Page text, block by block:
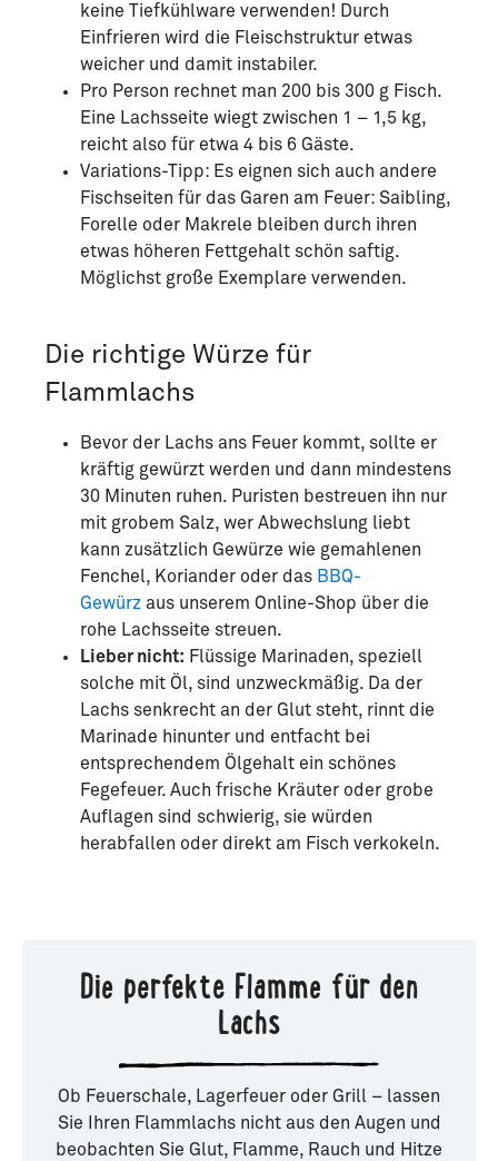
keine Tiefkühlware verwenden! Durch
Einfrieren wird die Fleischstruktur etwas
weicher und damit instabiler.
Pro Person rechnet man 200 bis 300 g Fisch.
Eine Lachsseite wiegt zwischen 1 – 1,5 kg,
reicht also für etwa 4 bis 6 Gäste.
Variations-Tipp: Es eignen sich auch andere
Fischseiten für das Garen am Feuer: Saibling,
Forelle oder Makrele bleiben durch ihren
etwas höheren Fettgehalt schön saftig.
Möglichst große Exemplare verwenden.
Die richtige Würze für
Flammlachs
Bevor der Lachs ans Feuer kommt, sollte er
kräftig gewürzt werden und dann mindestens
30 Minuten ruhen. Puristen bestreuen ihn nur
mit grobem Salz, wer Abwechslung liebt
kann zusätzlich Gewürze wie gemahlenen
Fenchel, Koriander oder das BBQ-
Gewürz aus unserem Online-Shop über die
rohe Lachsseite streuen.
Lieber nicht: Flüssige Marinaden, speziell
solche mit Öl, sind unzweckmäßig. Da der
Lachs senkrecht an der Glut steht, rinnt die
Marinade hinunter und entfacht bei
entsprechendem Ölgehalt ein schönes
Fegefeuer. Auch frische Kräuter oder grobe
Auflagen sind schwierig, sie würden
herabfallen oder direkt am Fisch verkokeln.
Die perfekte Flamme für den
Lachs
Ob Feuerschale, Lagerfeuer oder Grill – lassen
Sie Ihren Flammlachs nicht aus den Augen und
beobachten Sie Glut, Flamme, Rauch und Hitze